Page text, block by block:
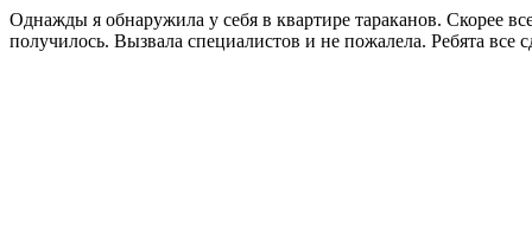
Однажды я обнаружила у себя в квартире тараканов. Скорее
получилось. Вызвала специалистов и не пожалела. Ребята все